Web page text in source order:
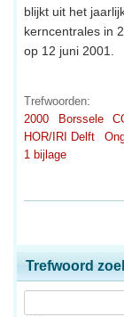
blijkt uit het
kerncentrales in
op 12 juni 2001.
Trefwoorden:
2000
Borssele
HOR/IRI Delft
1 bijlage
Trefwoord